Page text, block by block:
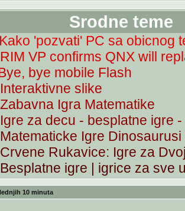
Srodne teme
Kako 'pozvati' PC sa obicnog
RIM VP confirms QNX will
bye mobile Flash
Interaktivne slike
Zabavna Igra Matematike
Igre za decu - besplatne igre
Matematicke Igre
Crvene Rukavice: Igre za
Besplatne igre | igrice za sve
10 minuta